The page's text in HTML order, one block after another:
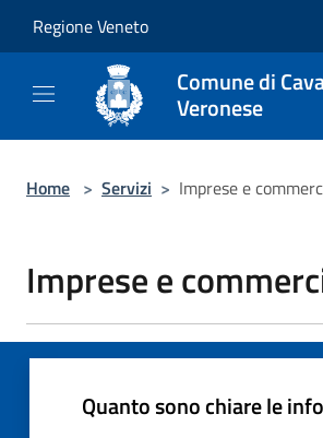
Regione Veneto
Comune di
Veronese
Home > Servizi > Imprese e
Imprese e
Quanto sono chiare le